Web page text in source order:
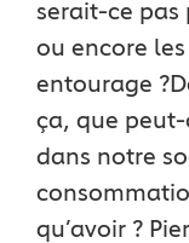
serait-ce
ou encore
entourage ?
ça, que
dans notre
qu’avoir ?